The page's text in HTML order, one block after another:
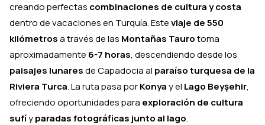
creando perfectas combinaciones de cultura y costa
dentro de vacaciones en Turquía. Esteviaje de 550
kilómetrosa través de las Montañas Taurotoma
aproximadamente 6-7 horas, descendiendo desde los
paisajes lunaresde Capadocia al paraíso turquesa de la
Riviera Turca. La ruta pasa porKonyay el Lago Beyşehir,
ofreciendo oportunidades para exploración de cultura
sufíyparadas fotográficas junto al lago.